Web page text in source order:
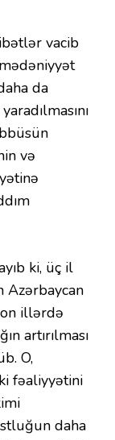
vacib
da
və
ki, üç il
Azərbaycan
illərdə
artırılması
O,
fəaliyyətini
daha